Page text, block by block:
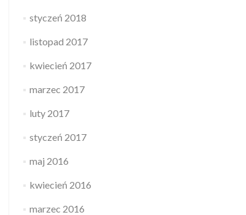
styczeń 2018
listopad 2017
kwiecień 2017
marzec 2017
luty 2017
styczeń 2017
maj 2016
kwiecień 2016
marzec 2016